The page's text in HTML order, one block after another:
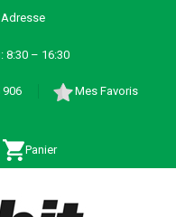
Adresse
8:30 – 16:30
Mes Favoris
Panier